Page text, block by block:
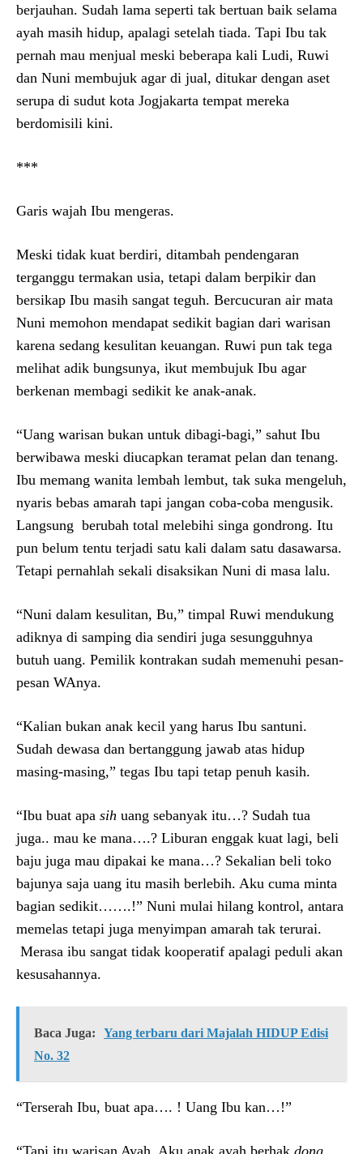
berjauhan. Sudah lama seperti tak bertuan baik selama
ayah masih hidup, apalagi setelah tiada. Tapi Ibu tak
pernah mau menjual meski beberapa kali Ludi, Ruwi
dan Nuni membujuk agar di jual, ditukar dengan aset
serupa di sudut kota Jogjakarta tempat mereka
berdomisili kini.
***
Garis wajah Ibu mengeras.
Meski tidak kuat berdiri, ditambah pendengaran
terganggu termakan usia, tetapi dalam berpikir dan
bersikap Ibu masih sangat teguh. Bercucuran air mata
Nuni memohon mendapat sedikit bagian dari warisan
karena sedang kesulitan keuangan. Ruwi pun tak tega
melihat adik bungsunya, ikut membujuk Ibu agar
berkenan membagi sedikit ke anak-anak.
“Uang warisan bukan untuk dibagi-bagi,” sahut Ibu
berwibawa meski diucapkan teramat pelan dan tenang.
Ibu memang wanita lembah lembut, tak suka mengeluh,
nyaris bebas amarah tapi jangan coba-coba mengusik.
Langsung berubah total melebihi singa gondrong. Itu
pun belum tentu terjadi satu kali dalam satu dasawarsa.
Tetapi pernahlah sekali disaksikan Nuni di masa lalu.
“Nuni dalam kesulitan, Bu,” timpal Ruwi mendukung
adiknya di samping dia sendiri juga sesungguhnya
butuh uang. Pemilik kontrakan sudah memenuhi pesan-
pesan WAnya.
“Kalian bukan anak kecil yang harus Ibu santuni.
Sudah dewasa dan bertanggung jawab atas hidup
masing-masing,” tegas Ibu tapi tetap penuh kasih.
“Ibu buat apa sih uang sebanyak itu…? Sudah tua
juga.. mau ke mana….? Liburan enggak kuat lagi, beli
baju juga mau dipakai ke mana…? Sekalian beli toko
bajunya saja uang itu masih berlebih. Aku cuma minta
bagian sedikit…….!” Nuni mulai hilang kontrol, antara
memelas tetapi juga menyimpan amarah tak terurai.
Merasa ibu sangat tidak kooperatif apalagi peduli akan
kesusahannya.
Baca Juga:
Yang terbaru dari Majalah HIDUP Edisi
No. 32
“Terserah Ibu, buat apa…. ! Uang Ibu kan…!”
“Tapi itu warisan Ayah. Aku anak ayah berhak dong